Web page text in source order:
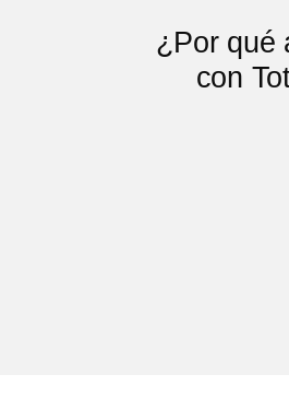
¿Por qué
con